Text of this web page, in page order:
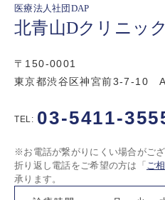
医療法人社団DAP
北青山Dクリニック
〒150-0001
東京都渋谷区神宮前3-7-10
TEL: 03-5411-
※お電話が繋がりにくい場合がござ
折り返し電話をご希望の方は「 ご
承ります。